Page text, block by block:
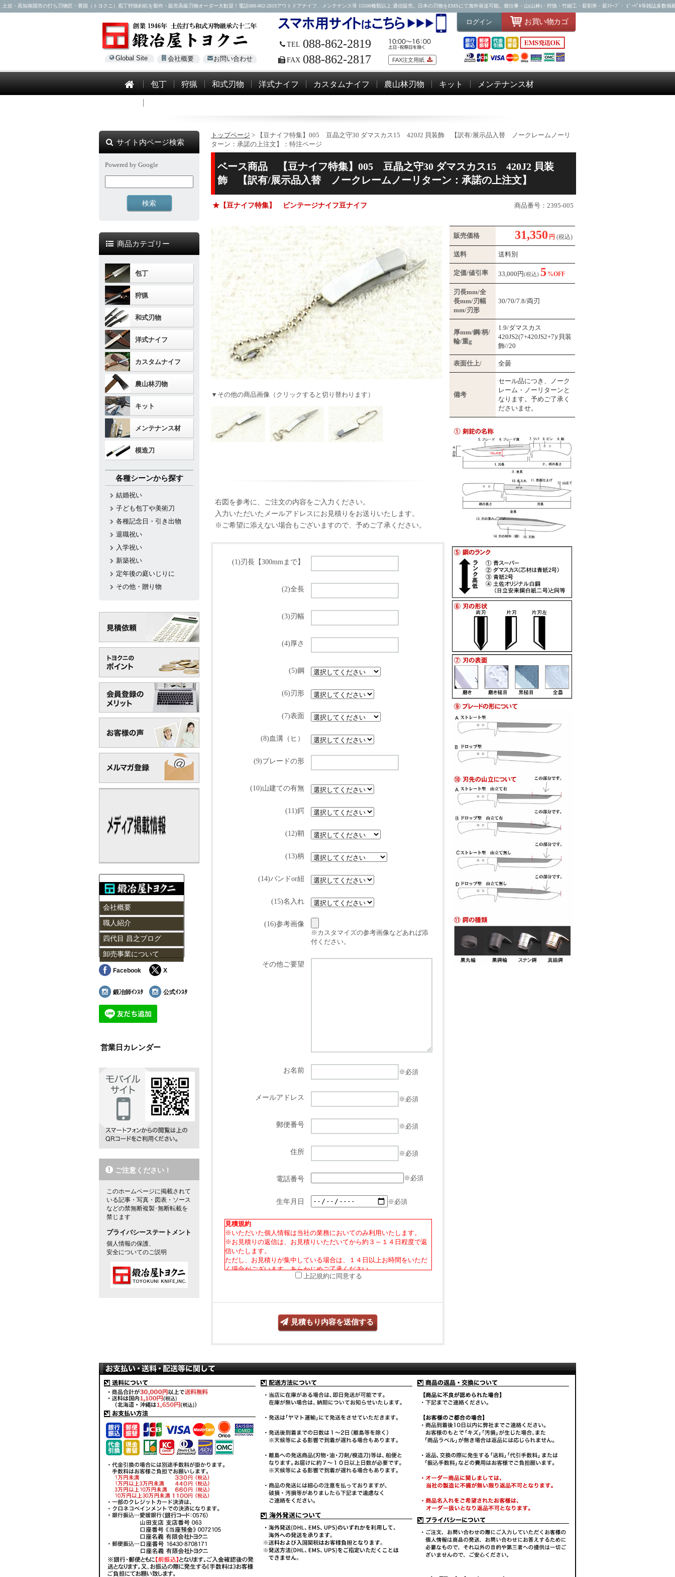
土佐・高知南国市の打ち刃物匠・豊国（トヨクニ）庖丁狩猟剣鉈を製作・販売高級刃物オーダー大歓迎！電話088-862-2819アウトドアナイフ、メンテナンス等 15500種類以上 通信販売。日本の刃物をEMSにて海外発送可能。畑仕事・山(山林)・狩猟・竹細工・薪割斧・薪ｽﾄｰﾌﾞ・ ﾋﾞｰﾊﾟﾙ等雑誌多数掲
Global Site 会社概要 お問い合わせ
TEL 088-862-2819
FAX 088-862-2817 FAX注文用紙
ログイン お買い物カゴ
包丁 狩猟 和式刃物 洋式ナイフ カスタムナイフ 農山林刃物 キット メンテナンス材
トップページ > 【豆ナイフ特集】005 豆晶之守30 ダマスカス15 420J2 貝装飾 【訳有/展示品入替 ノークレームノーリ
ターン：承諾の上注文】：特注ページ
ベース商品
【豆ナイフ特集】005 豆晶之守30 ダマスカス15 420J2 貝装
飾 【訳有/展示品入替 ノークレームノーリターン：承諾の上注文】
★【豆ナイフ特集】 ビンテージナイフ豆ナイフ 商品番号：2395-005
▼その他の商品画像（クリックすると切り替わります）
右図を参考に、ご注文の内容をご入力ください。
入力いただいたメールアドレスにお見積りをお送りいたします。
※ご希望に添えない場合もございますので、予めご了承ください。
(1)刃長【300mmまで】
(2)全長
(3)刃幅
(4)厚さ
(5)鋼
(6)刃形
(7)表面
(8)血溝（ヒ）
(9)ブレードの形
(10)山建ての有無
(11)鍔
(12)鞘
(13)柄
(14)バンドor紐
(15)名入れ
(16)参考画像
※カスタマイズの参考画像などあれば添
付ください。
その他ご要望
お名前 ※必須
メールアドレス ※必須
郵便番号 ※必須
住所 ※必須
電話番号 ※必須
生年月日 ※必須
見積規約
※いただいた個人情報は当社の業務においてのみ利用いたします。
※お見積りの返信は、お見積りいただいてから約３～１４日程度で返
信いたします。
ただし、お見積りが集中している場合は、１４日以上お時間をいただ
く場合がございます。あらかじめご了承ください。
※当社商品の転売、オークションサイト、フリーマーケット等での出
品・販売等に関するトラブルについては、当社は一切責任を負いませ
合は、お見積りをお断りさせていただきます。
上記規約に同意する
見積もり内容を送信する
販売価格 31,350 円 (税込)
送料 送料別
定価/値引率 33,000 円(税込) 5 %OFF
刃長mm/全
長mm/刃幅
mm/刃形
30/70/7.8/両刃
厚mm/鋼/柄/
輪/重g
1.9/ダマスカス
420JS2(7+420JS2+7)/貝装
飾//20
表面仕上/ 全曇
備考
セール品につき、ノーク
レーム・ノーリターンと
なります。予めご了承く
ださいませ。
サイト内ページ検索
Powered by Google
商品カテゴリー
包丁
狩猟
和式刃物
洋式ナイフ
カスタムナイフ
農山林刃物
キット
メンテナンス材
模造刀
各種シーンから探す
結婚祝い
子ども包丁や美術刀
各種記念日・引き出物
退職祝い
入学祝い
新築祝い
定年後の庭いじりに
その他・贈り物
会社概要
職人紹介
四代目 昌之ブログ
卸売事業について
Facebook X
鍛冶師ｲﾝｽﾀ 公式ｲﾝｽﾀ
営業日カレンダー
ご注意ください！
このホームページに掲載されて
いる記事・写真・図表・ソース
などの禁無断複製･無断転載を
禁じます
プライバシーステートメント
個人情報の保護、
安全についてのご説明